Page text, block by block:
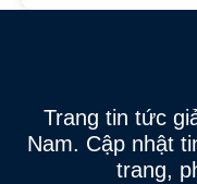
Trang tin tức
Nam. Cập nhật
trang,